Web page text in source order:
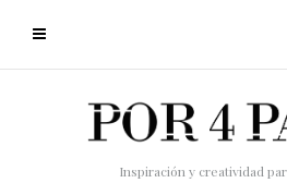
Inspiración y creatividad